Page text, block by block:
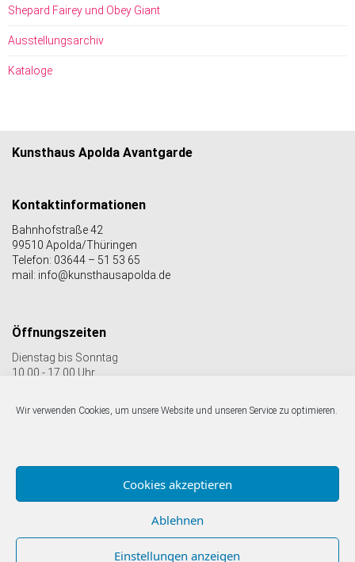
Wir verwenden Cookies, um unsere Website und unseren Service zu optimieren.
Cookies akzeptieren
Ablehnen
Einstellungen anzeigen
Shepard Fairey und Obey Giant
Ausstellungsarchiv
Kataloge
Kunsthaus Apolda Avantgarde
Kontaktinformationen
Bahnhofstraße 42
99510 Apolda/Thüringen
Telefon: 03644 – 51 53 65
mail: info@kunsthausapolda.de
Öffnungszeiten
Dienstag bis Sonntag
10.00 - 17.00 Uhr